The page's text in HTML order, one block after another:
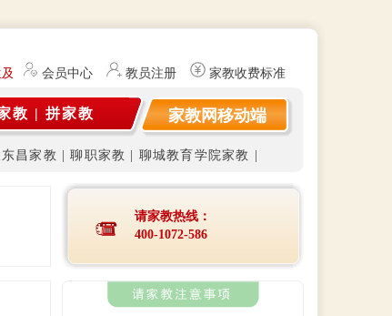
研究生（持有教师资格证）提供勤工俭学、社会实践兼职信息的
会员中心 教员注册 家教收费标准
教 | 拼家教 家教网移动端
昌家教 |聊职家教 聊城教育学院家教
请家教热线：
400-1072-586